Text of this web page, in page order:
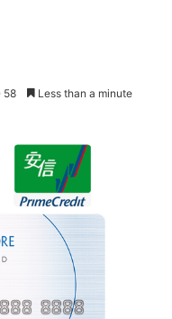
58 Less than a minute